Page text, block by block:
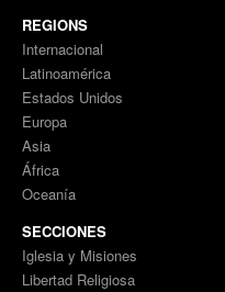
REGIONS
Internacional
Latinoamérica
Estados Unidos
Europa
Asia
África
Oceanía
SECCIONES
Iglesia y Misiones
Libertad Religiosa